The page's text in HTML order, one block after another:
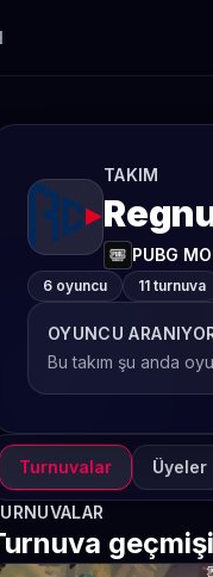
TAKIM
PUBG
6 oyuncu
11 turnuva
OYUNCU
Bu takım şu anda
Turnuvalar Üyeler
geçmişi